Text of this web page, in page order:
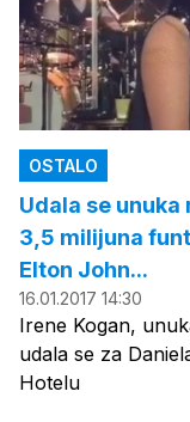
OSTALO
Udala se
3,5 milijuna
Elton John...
16.01.2017 14:30
Irene Kogan,
udala se za
Hotelu